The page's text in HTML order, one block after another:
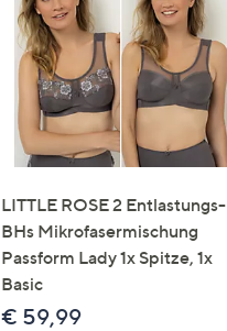
Touch-
Geräten
nach
links
bzw.
rechts,
um
diese
anzuzeigen.
LITTLE ROSE 2 Entlastungs-
BHs Mikrofasermischung
Passform Lady 1x Spitze, 1x
Basic
€ 59,99